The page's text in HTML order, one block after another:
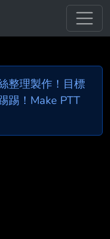
整理製作！目標
踢！Make PTT